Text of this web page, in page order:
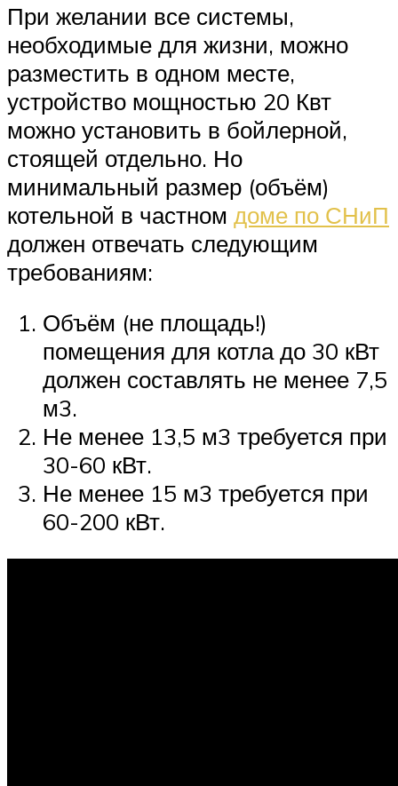
При желании все системы,
необходимые для жизни, можно
разместить в одном месте,
устройство мощностью 20 Квт
можно установить в бойлерной,
стоящей отдельно. Но
минимальный размер (объём)
котельной в частном доме по СНиП
должен отвечать следующим
требованиям:
Объём (не площадь!)
помещения для котла до 30 кВт
должен составлять не менее 7,5
м3.
Не менее 13,5 м3 требуется при
30-60 кВт.
Не менее 15 м3 требуется при
60-200 кВт.